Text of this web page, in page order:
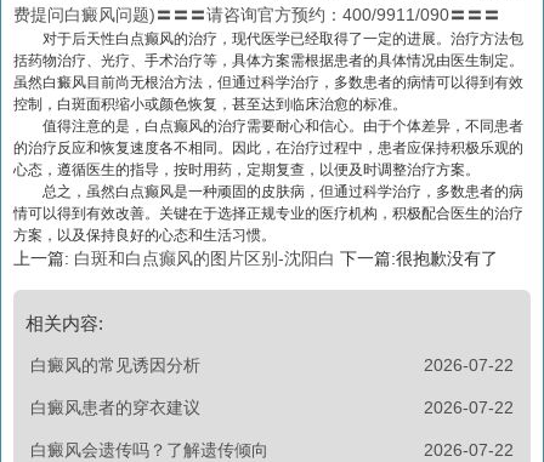
费提问白癜风问题)〓〓〓请咨询官方预约：400/9911/090〓〓〓
对于后天性白点癫风的治疗，现代医学已经取得了一定的进展。治疗方法包
括药物治疗、光疗、手术治疗等，具体方案需根据患者的具体情况由医生制定。
虽然白癜风目前尚无根治方法，但通过科学治疗，多数患者的病情可以得到有效
控制，白斑面积缩小或颜色恢复，甚至达到临床治愈的标准。
值得注意的是，白点癫风的治疗需要耐心和信心。由于个体差异，不同患者
的治疗反应和恢复速度各不相同。因此，在治疗过程中，患者应保持积极乐观的
心态，遵循医生的指导，按时用药，定期复查，以便及时调整治疗方案。
总之，虽然白点癫风是一种顽固的皮肤病，但通过科学治疗，多数患者的病
情可以得到有效改善。关键在于选择正规专业的医疗机构，积极配合医生的治疗
方案，以及保持良好的心态和生活习惯。
上一篇: 白斑和白点癫风的图片区别-沈阳白 下一篇:很抱歉没有了
相关内容:
2026-07-22
白癜风的常见诱因分析
2026-07-22
白癜风患者的穿衣建议
2026-07-22
白癜风会遗传吗？了解遗传倾向